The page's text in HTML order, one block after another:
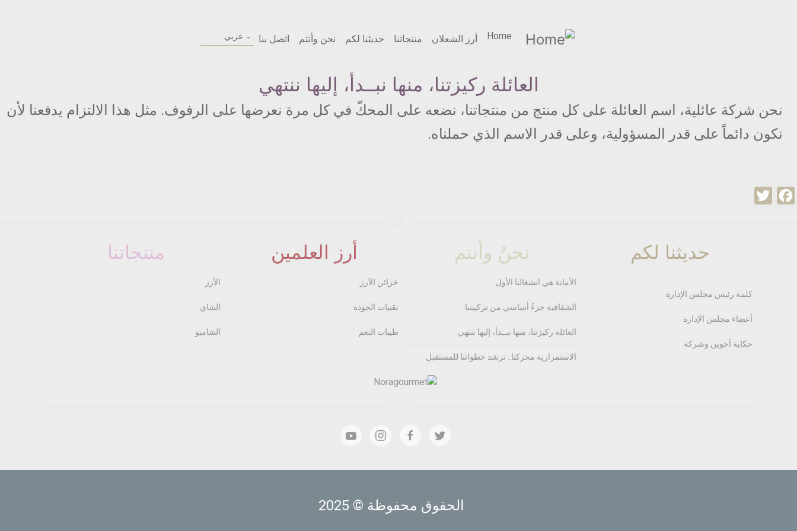
القائمة
Home أرز الشعلان منتجاتنا حديثنا لكم نحن وأنتم اتصل بنا
Select
your
العائلة ركيزتنا، منها نبــدأ، إليها ننتهي
نحن شركة عائلية، اسم العائلة على كل منتج من منتجاتنا، نضعه على المحكّ في كل مرة نعرضها على الرفوف. مثل هذا الالتزام يدفعنا لأن
نكون دائماً على قدر المسؤولية، وعلى قدر الاسم الذي حملناه.
Facebook
حديثنا لكم
كلمة رئيس مجلس الإدارة
أعضاء مجلس الإدارة
حكاية أخوين وشركة
نحنُ وأنتم
الأمانة هي انشغالنا الأول
الشفافية جزءُ أساسي من تركيبتنا
العائلة ركيزتنا، منها نبــدأ، إليها ننتهي
الاستمرارية محركنا.. ترشد خطواتنا للمستقبل
أرز العلمين
خزائن الآرز
تقنيات الجودة
طيبات النعم
منتجاتنا
الأرز
الشاي
الشامبو
الحقوق محفوظة © 2025